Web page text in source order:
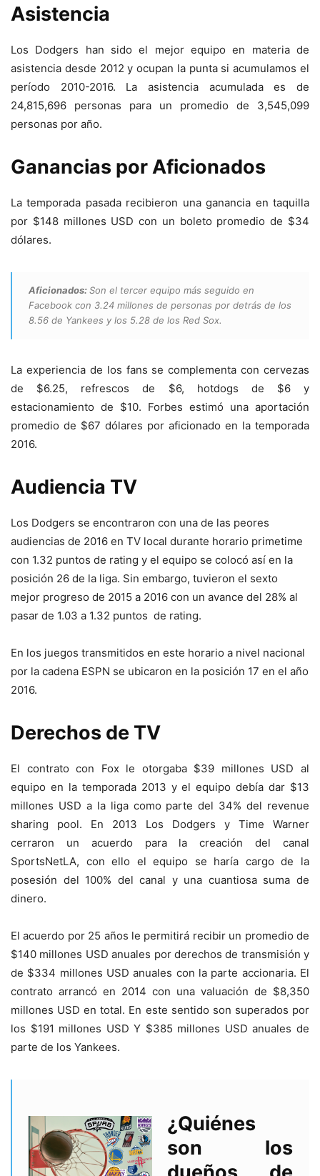
Asistencia
Los Dodgers han sido el mejor equipo en materia de
asistencia desde 2012 y ocupan la punta si acumulamos el
período 2010-2016. La asistencia acumulada es de
24,815,696 personas para un promedio de 3,545,099
personas por año.
Ganancias por Aficionados
La temporada pasada recibieron una ganancia en taquilla
por $148 millones USD con un boleto promedio de $34
dólares.
Aficionados:Son el tercer equipo más seguido en
Facebook con 3.24 millones de personas por detrás de los
8.56 de Yankees y los 5.28 de los Red Sox.
La experiencia de los fans se complementa con cervezas
de $6.25, refrescos de $6, hotdogs de $6 y
estacionamiento de $10. Forbes estimó una aportación
promedio de $67 dólares por aficionado en la temporada
2016.
Audiencia TV
Los Dodgers se encontraron con una de las peores
audiencias de 2016 en TV local durante horario primetime
con 1.32 puntos de rating y el equipo se colocó así en la
posición 26 de la liga. Sin embargo, tuvieron el sexto
mejor progreso de 2015 a 2016 con un avance del 28% al
pasar de 1.03 a 1.32 puntos de rating.
En los juegos transmitidos en este horario a nivel nacional
por la cadena ESPN se ubicaron en la posición 17 en el año
2016.
Derechos de TV
El contrato con Fox le otorgaba $39 millones USD al
equipo en la temporada 2013 y el equipo debía dar $13
millones USD a la liga como parte del 34% del revenue
sharing pool. En 2013 Los Dodgers y Time Warner
cerraron un acuerdo para la creación del canal
SportsNetLA, con ello el equipo se haría cargo de la
posesión del 100% del canal y una cuantiosa suma de
dinero.
El acuerdo por 25 años le permitirá recibir un promedio de
$140 millones USD anuales por derechos de transmisión y
de $334 millones USD anuales con la parte accionaria. El
contrato arrancó en 2014 con una valuación de $8,350
millones USD en total. En este sentido son superados por
los $191 millones USD Y $385 millones USD anuales de
parte de los Yankees.
¿Quiénes
son los